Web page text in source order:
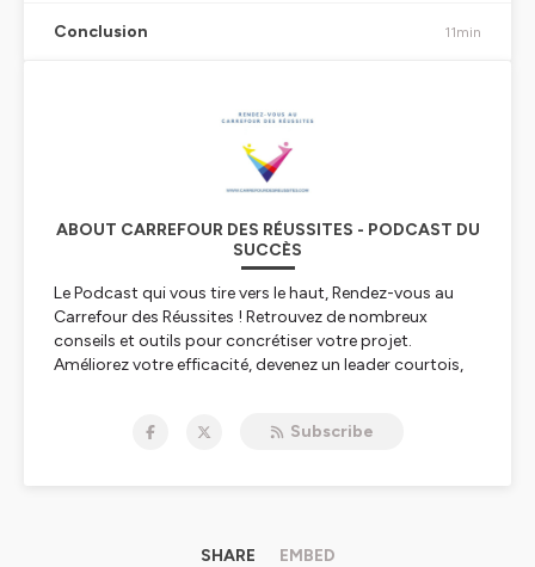
Conclusion 11min
ABOUT CARREFOUR DES RÉUSSITES - PODCAST DU
SUCCÈS
Le Podcast qui vous tire vers le haut, Rendez-vous au
Carrefour des Réussites ! Retrouvez de nombreux
conseils et outils pour concrétiser votre projet.
Améliorez votre efficacité, devenez un leader courtois,
consultant en Efficacité business et mieux-être au
55d756cd6e7334143f12ba00
Subscribe
SHARE EMBED